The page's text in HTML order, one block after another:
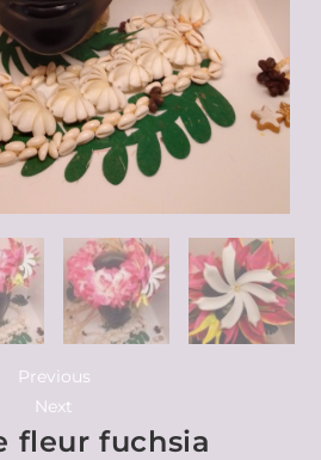
Previous
Next
fleur fuchsia